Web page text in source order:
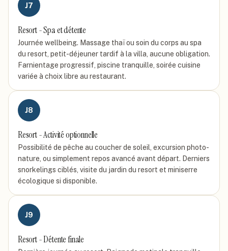
J7
Resort - Spa et détente
Journée wellbeing. Massage thaï ou soin du corps au spa
du resort, petit-déjeuner tardif à la villa, aucune obligation.
Farnientage progressif, piscine tranquille, soirée cuisine
variée à choix libre au restaurant.
J8
Resort - Activité optionnelle
Possibilité de pêche au coucher de soleil, excursion photo-
nature, ou simplement repos avancé avant départ. Derniers
snorkelings ciblés, visite du jardin du resort et miniserre
écologique si disponible.
J9
Resort - Détente finale